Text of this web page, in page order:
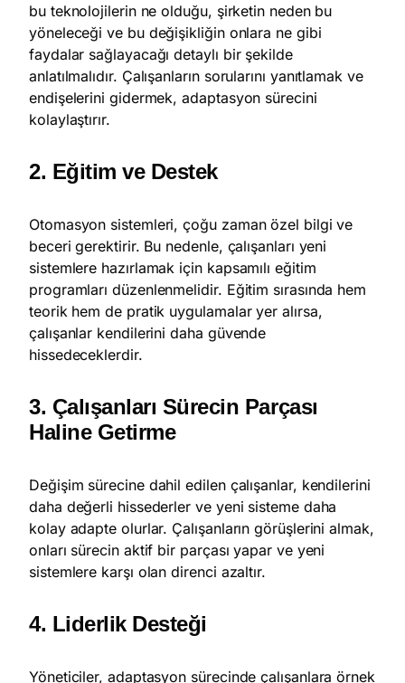
bu teknolojilerin ne olduğu, şirketin neden bu
yöneleceği ve bu değişikliğin onlara ne gibi
faydalar sağlayacağı detaylı bir şekilde
anlatılmalıdır. Çalışanların sorularını yanıtlamak ve
endişelerini gidermek, adaptasyon sürecini
kolaylaştırır.
2. Eğitim ve Destek
Otomasyon sistemleri, çoğu zaman özel bilgi ve
beceri gerektirir. Bu nedenle, çalışanları yeni
sistemlere hazırlamak için kapsamılı eğitim
programları düzenlenmelidir. Eğitim sırasında hem
teorik hem de pratik uygulamalar yer alırsa,
çalışanlar kendilerini daha güvende
hissedeceklerdir.
3. Çalışanları Sürecin Parçası
Haline Getirme
Değişim sürecine dahil edilen çalışanlar, kendilerini
daha değerli hissederler ve yeni sisteme daha
kolay adapte olurlar. Çalışanların görüşlerini almak,
onları sürecin aktif bir parçası yapar ve yeni
sistemlere karşı olan direnci azaltır.
4. Liderlik Desteği
Yöneticiler, adaptasyon sürecinde çalışanlara örnek